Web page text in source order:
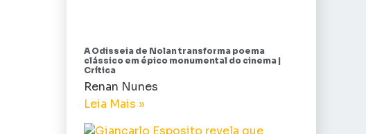
A Odisseia de Nolan transforma poema
clássico em épico monumental do cinema |
Crítica
Renan Nunes
Leia Mais »